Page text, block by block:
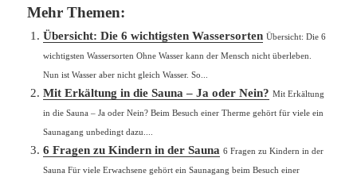
Mehr Themen:
Übersicht: Die 6 wichtigsten Wassersorten Übersicht: Die 6
wichtigsten Wassersorten Ohne Wasser kann der Mensch nicht überleben.
Nun ist Wasser aber nicht gleich Wasser. So...
Mit Erkältung in die Sauna – Ja oder Nein? Mit Erkältung
in die Sauna – Ja oder Nein? Beim Besuch einer Therme gehört für viele ein
Saunagang unbedingt dazu....
6 Fragen zu Kindern in der Sauna 6 Fragen zu Kindern in der
Sauna Für viele Erwachsene gehört ein Saunagang beim Besuch einer